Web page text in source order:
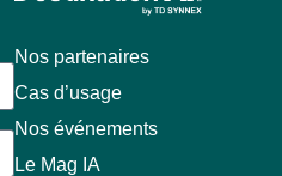
Nos partenaires
Cas d’usage
Nos événements
Le Mag IA